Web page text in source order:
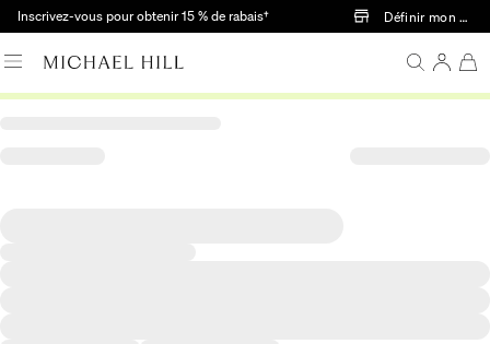
Passer au contenu principal
Inscrivez-vous pour obtenir 15 % de rabais† Définir mon